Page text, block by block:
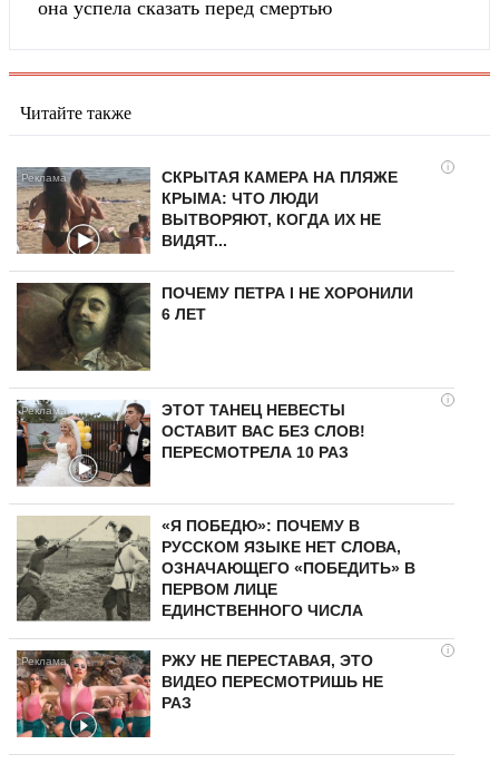
она успела сказать перед смертью
Читайте также
i
СКРЫТАЯ КАМЕРА НА ПЛЯЖЕ
КРЫМА: ЧТО ЛЮДИ
ВЫТВОРЯЮТ, КОГДА ИХ НЕ
ВИДЯТ...
ПОЧЕМУ ПЕТРА I НЕ ХОРОНИЛИ
6 ЛЕТ
i
ЭТОТ ТАНЕЦ НЕВЕСТЫ
ОСТАВИТ ВАС БЕЗ СЛОВ!
ПЕРЕСМОТРЕЛА 10 РАЗ
«Я ПОБЕДЮ»: ПОЧЕМУ В
РУССКОМ ЯЗЫКЕ НЕТ СЛОВА,
ОЗНАЧАЮЩЕГО «ПОБЕДИТЬ» В
ПЕРВОМ ЛИЦЕ
ЕДИНСТВЕННОГО ЧИСЛА
i
РЖУ НЕ ПЕРЕСТАВАЯ, ЭТО
ВИДЕО ПЕРЕСМОТРИШЬ НЕ
РАЗ